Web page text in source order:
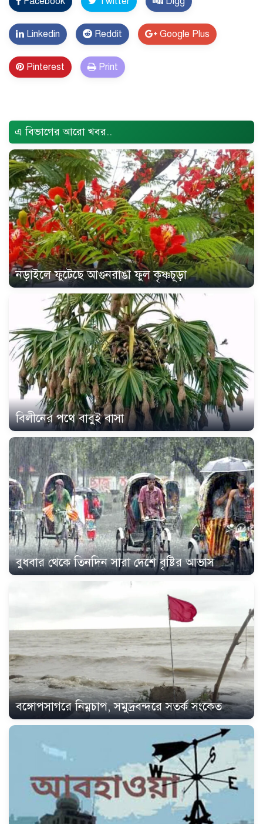
Linkedin Reddit Google Plus
Pinterest Print
এ বিভাগের আরো খবর..
নড়াইলে ফুটেছে আগুনরাঙা ফুল কৃষ্ণচূড়া
বিলীনের পথে বাবুই বাসা
বুধবার থেকে তিনদিন সারা দেশে বৃষ্টির আভাস
বঙ্গোপসাগরে নিম্নচাপ, সমুদ্রবন্দরে সতর্ক সংকেত